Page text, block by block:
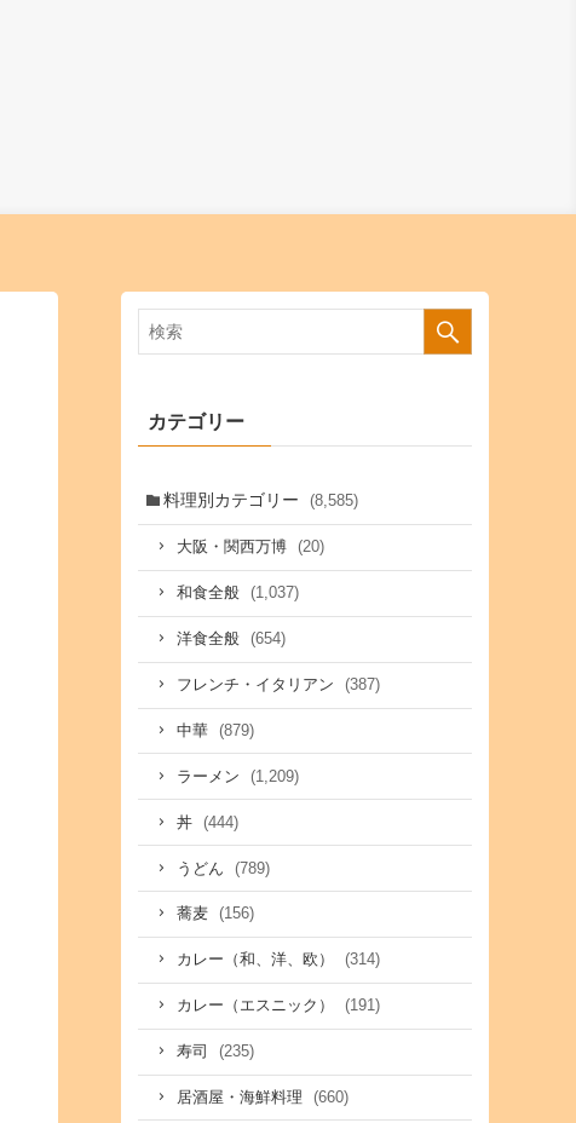
カテゴリー
料理別カテゴリー (8,585)
大阪・関西万博 (20)
和食全般 (1,037)
洋食全般 (654)
フレンチ・イタリアン (387)
中華 (879)
ラーメン (1,209)
丼 (444)
うどん (789)
蕎麦 (156)
カレー（和、洋、欧） (314)
カレー（エスニック） (191)
寿司 (235)
居酒屋・海鮮料理 (660)